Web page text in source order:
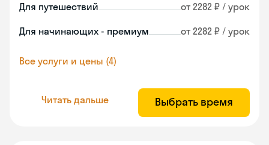
Для путешествий от 2282 ₽ / урок
Для начинающих - премиум от 2282 ₽ / урок
Все услуги и цены (4)
Читать дальше Выбрать время